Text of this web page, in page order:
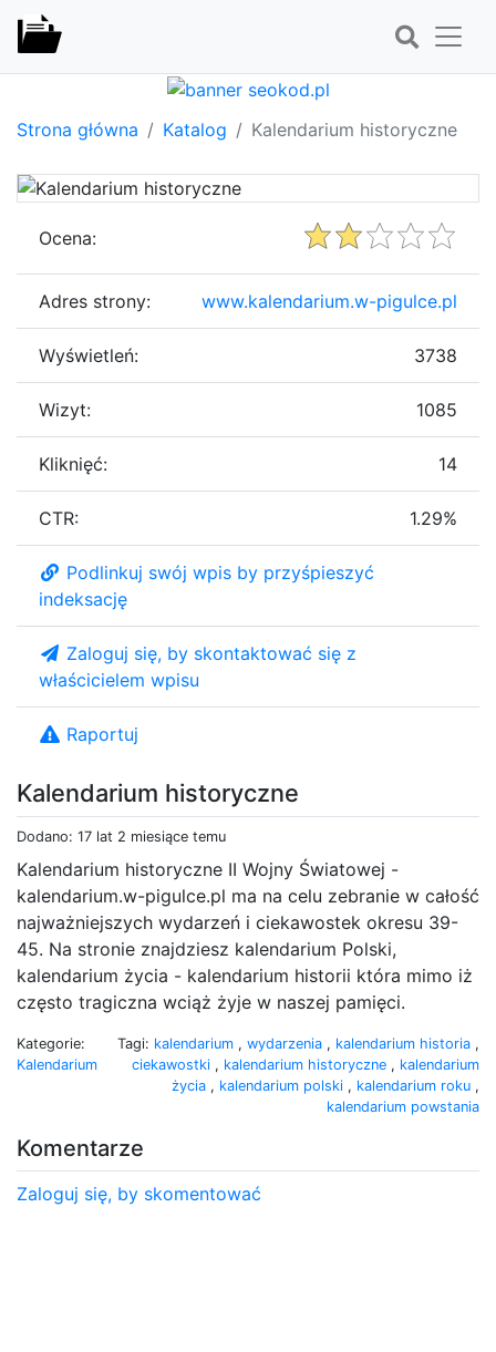
Strona główna Katalog Kalendarium historyczne
Kalendarium historyczne
Dodano: 17 lat 2 miesiące temu
Kalendarium historyczne II Wojny Światowej -
kalendarium.w-pigulce.pl ma na celu zebranie w całość
najważniejszych wydarzeń i ciekawostek okresu 39-
45. Na stronie znajdziesz kalendarium Polski,
kalendarium życia - kalendarium historii która mimo iż
często tragiczna wciąż żyje w naszej pamięci.
Kategorie:
Kalendarium
Tagi: kalendarium , wydarzenia , kalendarium historia ,
ciekawostki , kalendarium historyczne , kalendarium
życia , kalendarium polski , kalendarium roku ,
kalendarium powstania
Komentarze
Zaloguj się, by skomentować
Ocena:
Adres strony: www.kalendarium.w-pigulce.pl
Wyświetleń: 3738
Wizyt: 1085
Kliknięć: 14
CTR: 1.29%
Podlinkuj swój wpis by przyśpieszyć
indeksację
Zaloguj się, by skontaktować się z
właścicielem wpisu
Raportuj